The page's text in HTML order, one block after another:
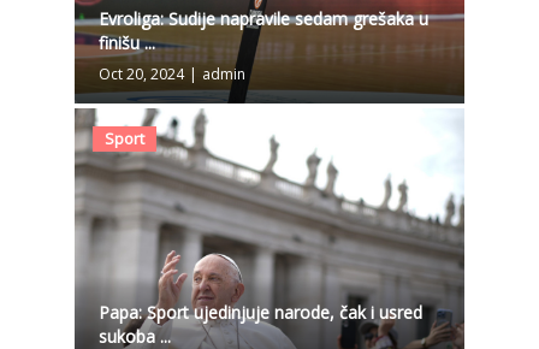
Evroliga: Sudije napravile sedam grešaka u
finišu ...
Oct 20, 2024 | admin
Sport
Papa: Sport ujedinjuje narode, čak i usred
sukoba ...